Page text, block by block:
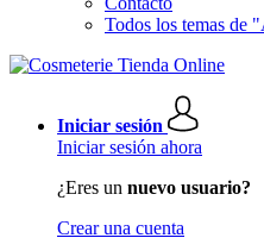
Todos los temas de
Iniciar sesión
Iniciar sesión ahora
¿Eres un nuevo usuario?
Crear una cuenta